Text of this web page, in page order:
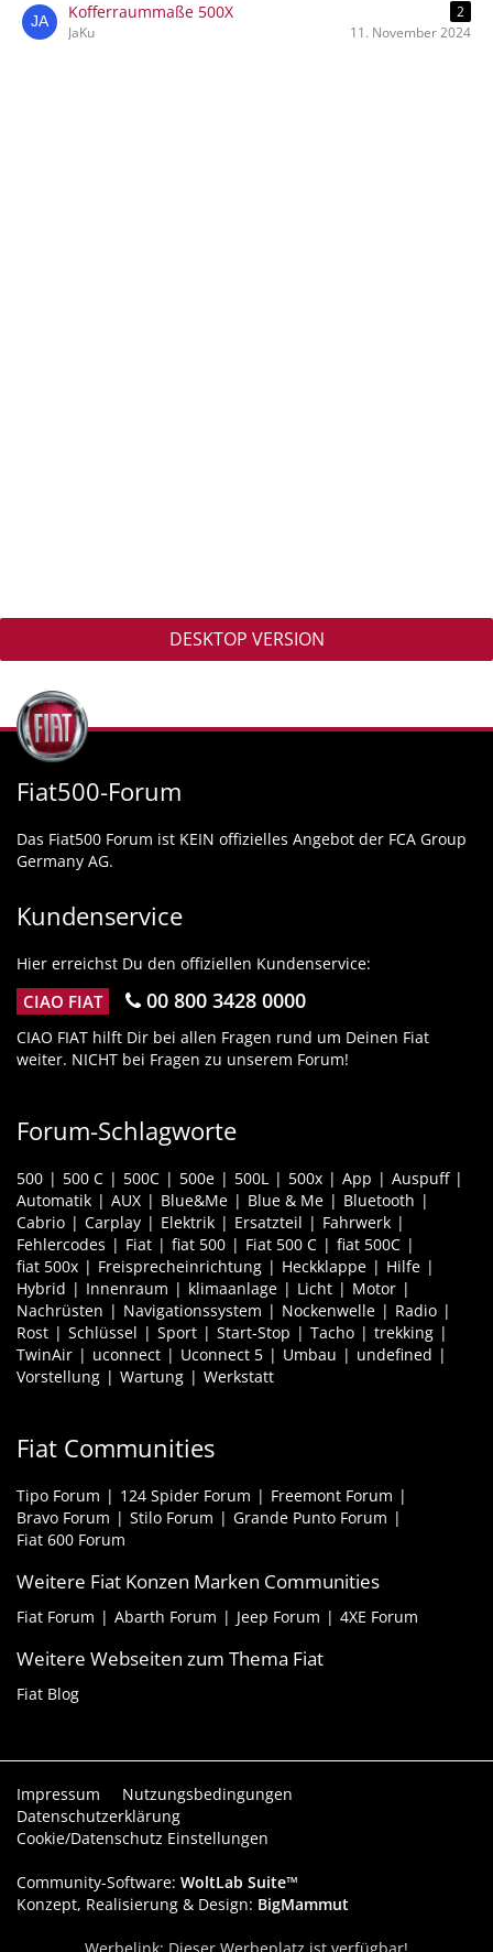
Kofferraummaße 500X
2
JaKu
11. November 2024
DESKTOP VERSION
Fiat500-Forum
Das Fiat500 Forum ist KEIN offizielles Angebot der FCA Group
Germany AG.
Kundenservice
Hier erreichst Du den offiziellen Kundenservice:
CIAO FIAT 00 800 3428 0000
CIAO FIAT hilft Dir bei allen Fragen rund um Deinen Fiat
weiter. NICHT bei Fragen zu unserem Forum!
Forum-Schlagworte
500 500 C 500C 500e 500L 500x App
Auspuff
Automatik
AUX Blue&Me Blue & Me
Bluetooth
Cabrio
Carplay Elektrik Ersatzteil
Fahrwerk
Fehlercodes
Fiat fiat 500 Fiat 500 C
fiat 500C
fiat 500x
Freisprecheinrichtung Heckklappe
Hilfe
Hybrid
Innenraum klimaanlage Licht
Motor
Nachrüsten
Navigationssystem Nockenwelle
Radio
Rost
Schlüssel Sport Start-Stop Tacho
trekking
TwinAir
uconnect Uconnect 5 Umbau
undefined
Vorstellung
Wartung Werkstatt
Fiat Communities
Tipo Forum 124 Spider Forum
Freemont Forum
Bravo Forum
Stilo Forum
Grande Punto Forum
Fiat 600 Forum
Weitere Fiat Konzen Marken Communities
Fiat Forum Abarth Forum Jeep Forum 4XE Forum
Weitere Webseiten zum Thema Fiat
Fiat Blog
Impressum
Nutzungsbedingungen
Datenschutzerklärung
Cookie/Datenschutz Einstellungen
Community-Software: WoltLab Suite™
Konzept, Realisierung & Design: BigMammut